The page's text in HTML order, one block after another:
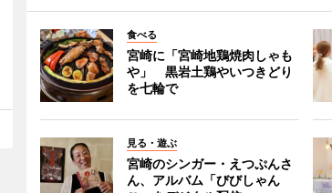
食べる
宮崎に「宮崎地鶏焼肉しゃも
や」 黒岩土鶏やいつきどり
を七輪で
見る・遊ぶ
宮崎のシンガー・えつぷんさ
ん、アルバム「びびしゃん